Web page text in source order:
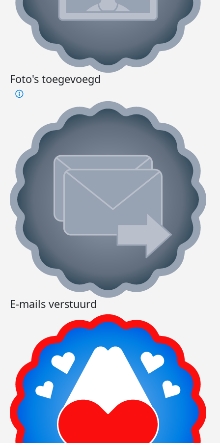
Foto's toegevoegd
E-mails verstuurd